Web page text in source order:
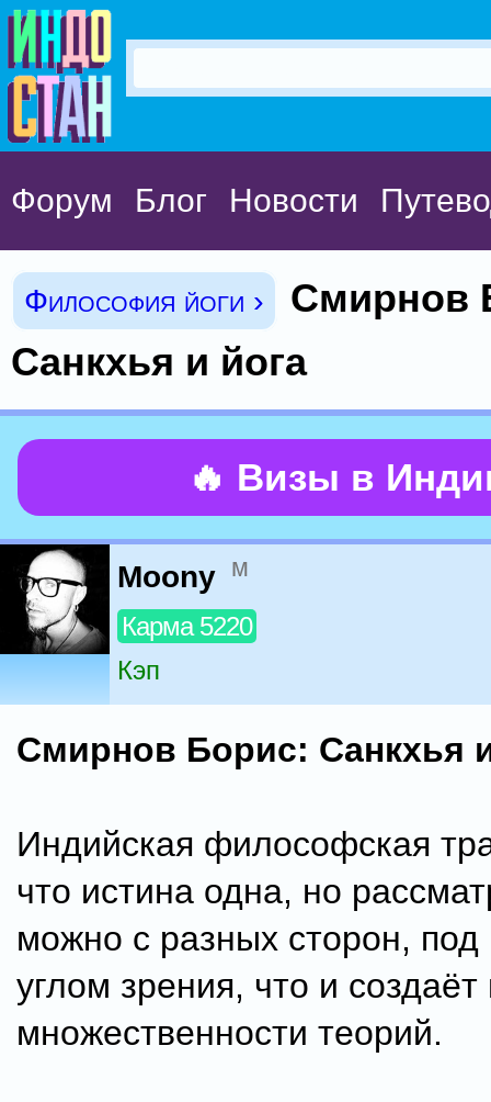
Форум Блог Новости
Философия йоги ›
Смирнов
Санкхья и йога
🔥 Визы в
Moony м
Карма 5220
Кэп
Смирнов Борис: Санкхья
Индийская философская
что истина одна, но
можно с разных сторон,
углом зрения, что и
множественности теорий.